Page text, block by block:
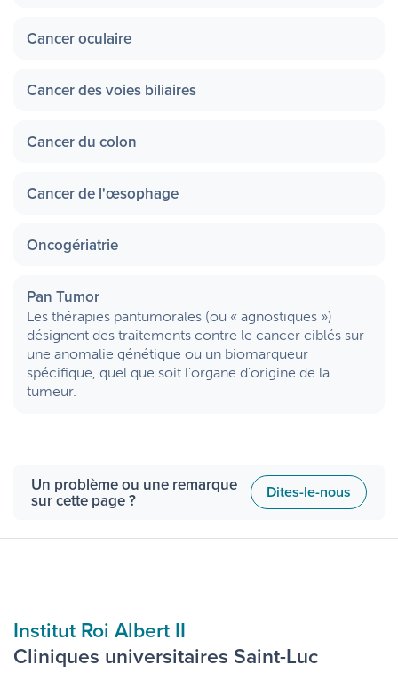
Cancer oculaire
Cancer des voies biliaires
Cancer du colon
Cancer de l'œsophage
Oncogériatrie
Pan Tumor
Les thérapies pantumorales (ou « agnostiques »)
désignent des traitements contre le cancer ciblés sur
une anomalie génétique ou un biomarqueur
spécifique, quel que soit l'organe d'origine de la
tumeur.
Un problème ou une remarque
sur cette page ? Dites-le-nous
Institut Roi Albert II
Cliniques universitaires Saint-Luc